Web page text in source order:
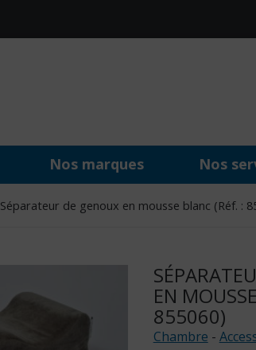
Nos marques Nos
Séparateur de genoux en mousse blanc (Réf. :
EN
855060)
Chambre -